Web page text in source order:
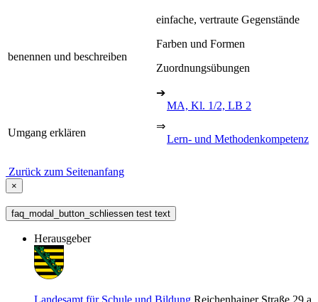
benennen und beschreiben
einfache, vertraute Gegenstände
Farben und Formen
Zuordnungsübungen
➔
MA, Kl. 1/2, LB 2
Umgang erklären
⇒
Lern- und Methodenkompetenz
Zurück zum Seitenanfang
×
faq_modal_button_schliessen test text
Herausgeber
Landesamt für Schule und Bildung Reichenhainer Straße 29 a